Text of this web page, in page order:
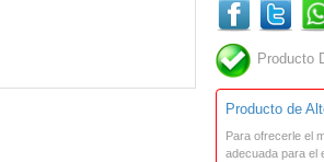
Producto
Producto de
Para ofrecerle el
adecuada para el